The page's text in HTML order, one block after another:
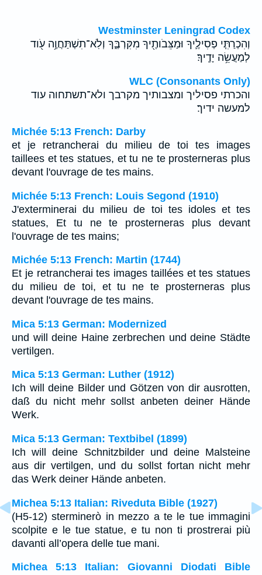
Westminster Leningrad Codex
וְהִכְרַתִּ֧י פְסִילֶ֛יךָ וּמַצֵּבֹותֶ֖יךָ מִקִּרְבֶּ֑ךָ וְלֹֽא־תִשְׁתַּחֲוֶ֥ה עֹ֖וד
לְמַעֲשֵׂ֥ה יָדֶֽיךָ׃
WLC (Consonants Only)
והכרתי פסיליך ומצבותיך מקרבך ולא־תשתחוה עוד
למעשה ידיך׃
Michée 5:13 French: Darby
et je retrancherai du milieu de toi tes images
taillees et tes statues, et tu ne te prosterneras plus
devant l'ouvrage de tes mains.
Michée 5:13 French: Louis Segond (1910)
J'exterminerai du milieu de toi tes idoles et tes
statues, Et tu ne te prosterneras plus devant
l'ouvrage de tes mains;
Michée 5:13 French: Martin (1744)
Et je retrancherai tes images taillées et tes statues
du milieu de toi, et tu ne te prosterneras plus
devant l'ouvrage de tes mains.
Mica 5:13 German: Modernized
und will deine Haine zerbrechen und deine Städte
vertilgen.
Mica 5:13 German: Luther (1912)
Ich will deine Bilder und Götzen von dir ausrotten,
daß du nicht mehr sollst anbeten deiner Hände
Werk.
Mica 5:13 German: Textbibel (1899)
Ich will deine Schnitzbilder und deine Malsteine
aus dir vertilgen, und du sollst fortan nicht mehr
das Werk deiner Hände anbeten.
Michea 5:13 Italian: Riveduta Bible (1927)
(H5-12) sterminerò in mezzo a te le tue immagini
scolpite e le tue statue, e tu non ti prostrerai più
davanti all’opera delle tue mani.
Michea 5:13 Italian: Giovanni Diodati Bible